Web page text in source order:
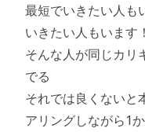
最短でいきたい人も
いきたい人もいます！
そんな人が同じカリ
でる
それでは良くないと
アリングしながら1